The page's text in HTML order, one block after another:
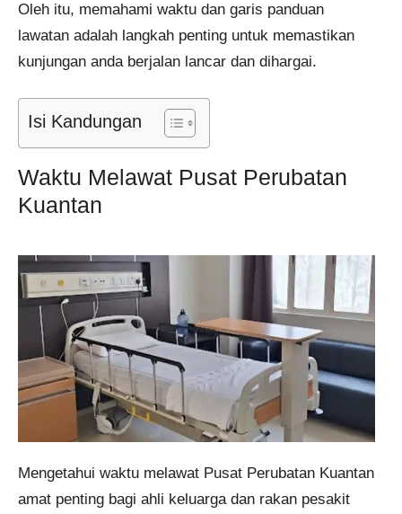
Oleh itu, memahami waktu dan garis panduan
lawatan adalah langkah penting untuk memastikan
kunjungan anda berjalan lancar dan dihargai.
Isi Kandungan
Waktu Melawat Pusat Perubatan
Kuantan
Mengetahui waktu melawat Pusat Perubatan Kuantan
amat penting bagi ahli keluarga dan rakan pesakit